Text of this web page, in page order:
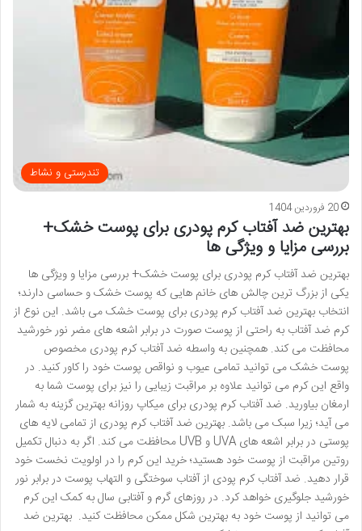
تندرستی و نشاط
20 فروردین 1404
بهترین ضد آفتاب کرم پودری برای پوست خشک+
بررسی مزایا و ویژگی ها
بهترین ضد آفتاب کرم پودری برای پوست خشک+ بررسی مزایا و ویژگی ها
یکی از بزرگ ترین چالش های خانم هایی که پوست خشک و حساسی دارند؛
انتخاب بهترین ضد آفتاب کرم پودری برای پوست خشک می باشد. این نوع از
کرم ضد آفتاب به راحتی از پوست صورت در برابر اشعه های مضر نور خورشید
محافظت می کند. همچنین به واسطه ضد آفتاب کرم پودری مخصوص
پوست خشک می توانید تمامی عیوب و نواقص پوست خود را کاور کنید. در
واقع این کرم می توانید علاوه بر مراقبت زیبایی را نیز برای پوست شما به
ارمغان بیاورید. ضد آفتاب کرم پودری برای میکاپ روزانه بهترین گزینه به شمار
می آید؛ زیرا سبک می باشد. بهترین ضد آفتاب کرم پودری از تمامی لایه های
پوستی در برابر اشعه های UVA و UVB محافظت می کند. اگر به دنبال تکمیل
روتین مراقبت از پوست خود هستید؛ خرید این کرم را در اولویت نخست خود
قرار دهید. ضد آفتاب کرم پودی از آفتاب سوختگی و التهاب پوست در برابر نور
خورشید جلوگیری خواهد کرد. در روزهای گرم و آفتابی سال به کمک این کرم
می توانید از پوست خود به بهترین شکل ممکن محافظت کنید. بهترین ضد